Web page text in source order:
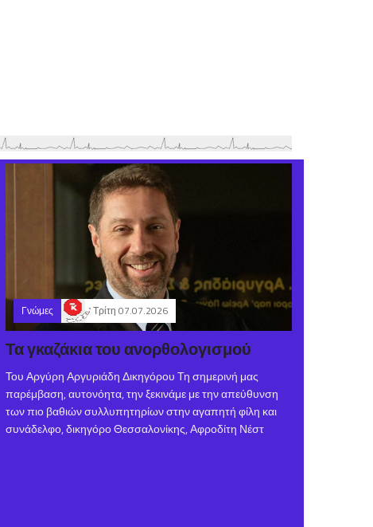
Γνώμες Τρίτη 07.07.2026
Τα γκαζάκια του ανορθολογισμού
Του Αργύρη Αργυριάδη Δικηγόρου Τη σημερινή μας
παρέμβαση, αυτονόητα, την ξεκινάμε με την απεύθυνση
των πιο βαθιών συλλυπητηρίων στην αγαπητή φίλη και
συνάδελφο, δικηγόρο Θεσσαλονίκης, Αφροδίτη Νέστ